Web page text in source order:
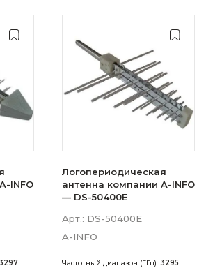
INFO
3297
Логопериодическая
антенна компании A-INFO
— DS-50400E
Арт.: DS-50400E
A-INFO
Частотный диапазон (ГГц): 3295